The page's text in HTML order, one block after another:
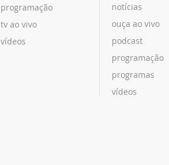
programação
tv ao vivo
vídeos
notícias
ouça ao vivo
podcast
programação
programas
vídeos